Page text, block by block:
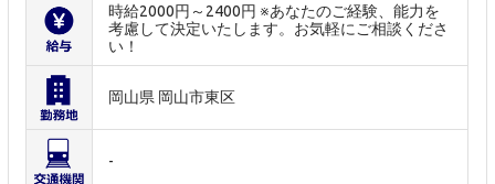
時給2000円～2400円 ※あなたのご経験、能力を
考慮して決定いたします。お気軽にご相談くださ
い！
岡山県 岡山市東区
-